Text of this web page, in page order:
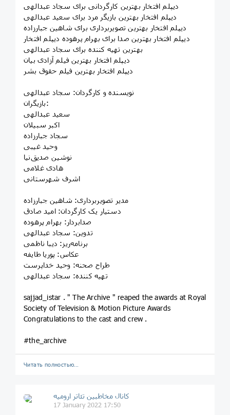
دیپلم افتخار بهترین کارگردانی برای سجاد عبدالهی
دیپلم افتخار بهترین بازیگر مرد برای سعید عبدالهی
دیپلم افتخار بهترین تصویربرداری برای شاهین جبارزاده
دیپلم افتخار بهترین صدا برای بهرام پرهوده دیپلم افتخار
بهترین تهیه کننده برای سجاد عبدالهی
دیپلم افتخار بهترین فیلم آزادی بیان
دیپلم افتخار بهترین فیلم حقوق بشر
نویسنده و کارگردان: سجاد عبدالهی
بازیگران:
سعید عبدالهی
اکبر سبیلان
سجاد جبارزاده
وحید غیبی
نوشین صدیق‌نیا
هادی غلامی
اشرف شهرستانی
مدیر تصویربرداری: شاهین جبارزاده
دستیار یک کارگردان: امید صادق
صدابردار: بهرام پرهوده
تدوین: سجاد عبدالهی
برنامه‌ریز: دیبا ناظمی
عکاس: پوریا طایفه
طراح صحنه: وحید خداپرست
تهیه کننده: سجاد عبدالهی
sajjad_istar . " The Archive " reaped the awards at Royal
Society of Television & Motion Picture Awards
Congratulations to the cast and crew .
#the_archive
Читать полностью…
کانال مخاطبین تئاتر ارومیه
17 January 2022 17:50